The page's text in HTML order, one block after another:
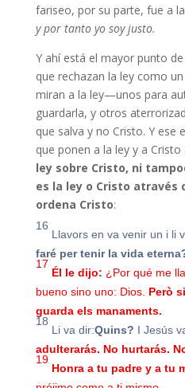
fariseo, por su parte, fue a
y por tanto yo soy justo.
Y ahí está el mayor punto
que rechazan la ley como
miran a la ley—unos para
guardarla, y otros
que salva y no Cristo. Y ese
que ponen a la ley y a
ley sobre Cristo, ni
es la ley o Cristo através
ordena Cristo:
16
Llavors en va venir un i li
faré per tenir la vida
17
Él le dijo: ¿Por qué me
bueno sino uno: Dios. Però
guarda els manaments.
18
Li va dir:Quins? I Jesús
adulterarás. No hurtarás.
19
Honra a tu padre y a tu